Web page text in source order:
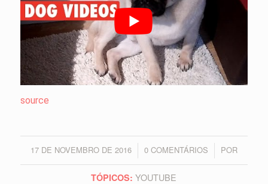
source
17 DE NOVEMBRO DE 2016
/ 0 COMENTÁRIOS
/ POR
TÓPICOS: YOUTUBE